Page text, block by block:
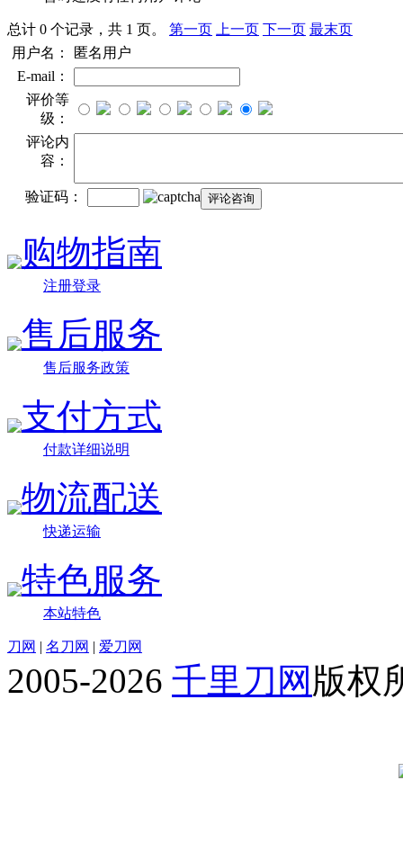
总计 0 个记录，共 1 页。 第一页 上一页 下一页 最末页
用户名：
匿名用户
E-mail：
评价等
级：
评论内
容：
验证码：
购物指南
注册登录
售后服务
售后服务政策
支付方式
付款详细说明
物流配送
快递运输
特色服务
本站特色
刀网 | 名刀网 | 爱刀网
2005-2026 千里刀网 版权